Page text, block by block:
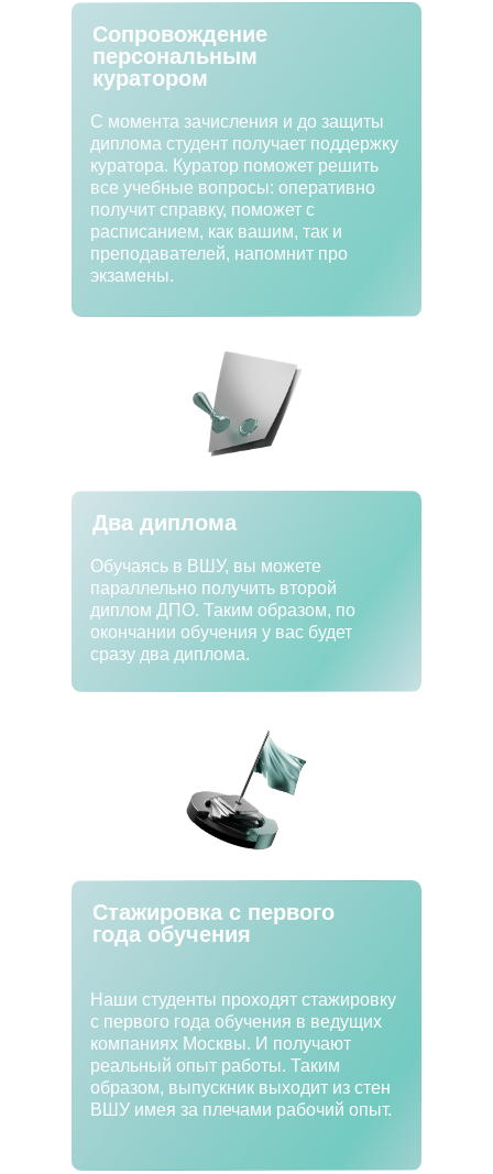
Сопровождение
персональным
куратором
С момента зачисления и до защиты
диплома студент получает поддержку
куратора. Куратор поможет решить
все учебные вопросы: оперативно
получит справку, поможет с
расписанием, как вашим, так и
преподавателей, напомнит про
экзамены.
Два диплома
Обучаясь в ВШУ, вы можете
параллельно получить второй
диплом ДПО. Таким образом, по
окончании обучения у вас будет
сразу два диплома.
Стажировка с первого
года обучения
Наши студенты проходят стажировку
с первого года обучения в ведущих
компаниях Москвы. И получают
реальный опыт работы. Таким
образом, выпускник выходит из стен
ВШУ имея за плечами рабочий опыт.